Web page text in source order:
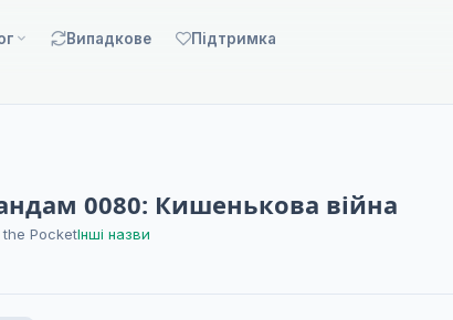
Випадкове Підтримка
0080: Кишенькова війна
the PocketІнші назви